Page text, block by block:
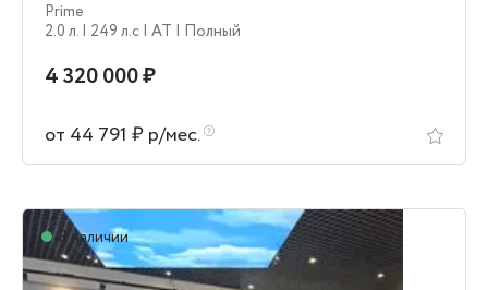
Prime
2.0 л. | 249 л.c | AT | Полный
4 320 000 ₽
от 44 791 ₽ р/мес.
В наличии